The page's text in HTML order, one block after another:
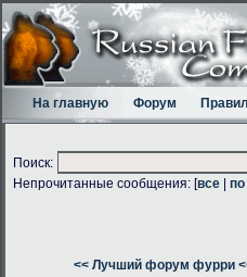
На главную Форум
Поиск:
Непрочитанные сообщения: [все
<< Лучший форум фурри